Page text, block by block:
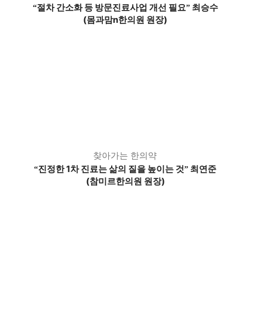
“절차 간소화 등 방문진료사업 개선 필요”최승수
(몸과맘n한의원 원장)
찾아가는 한의약
“진정한 1차 진료는 삶의 질을 높이는 것” 최연준
(참미르한의원 원장)